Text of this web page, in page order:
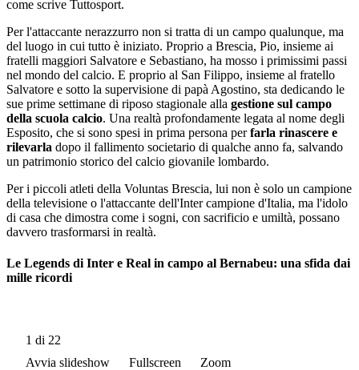
come scrive Tuttosport.
Per l'attaccante nerazzurro non si tratta di un campo qualunque, ma
del luogo in cui tutto è iniziato. Proprio a Brescia, Pio, insieme ai
fratelli maggiori Salvatore e Sebastiano, ha mosso i primissimi passi
nel mondo del calcio. E proprio al San Filippo, insieme al fratello
Salvatore e sotto la supervisione di papà Agostino, sta dedicando le
sue prime settimane di riposo stagionale alla gestione sul campo
della scuola calcio. Una realtà profondamente legata al nome degli
Esposito, che si sono spesi in prima persona perfarla rinascere e
rilevarla dopo il fallimento societario di qualche anno fa, salvando
un patrimonio storico del calcio giovanile lombardo.
Per i piccoli atleti della Voluntas Brescia, lui non è solo un campione
della televisione o l'attaccante dell'Inter campione d'Italia, ma l'idolo
di casa che dimostra come i sogni, con sacrificio e umiltà, possano
davvero trasformarsi in realtà.
Le Legends di Inter e Real in campo al Bernabeu: una sfida dai
mille ricordi
1 di 22
Avvia slideshow
Fullscreen Zoom